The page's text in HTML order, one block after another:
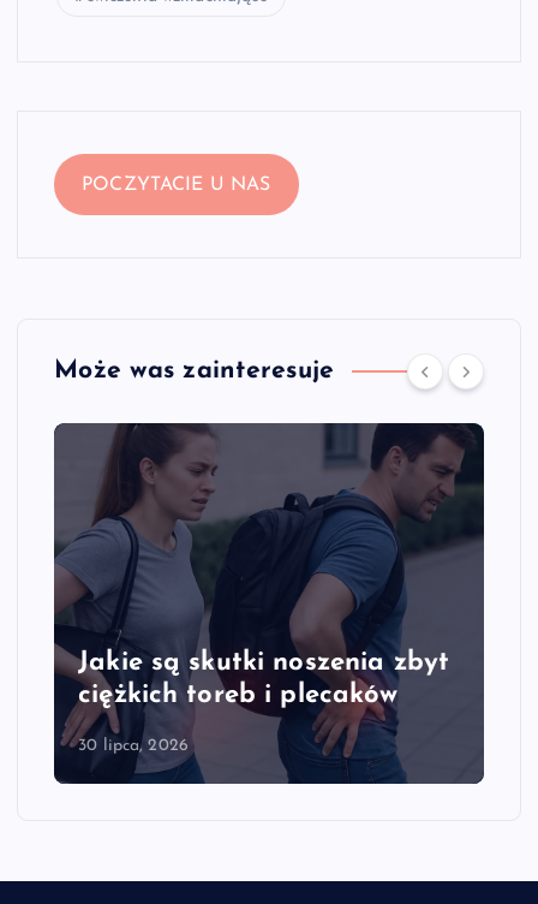
POCZYTACIE U NAS
Może was zainteresuje
Jakie są skutki noszenia zbyt
ciężkich toreb i plecaków
30 lipca, 2026